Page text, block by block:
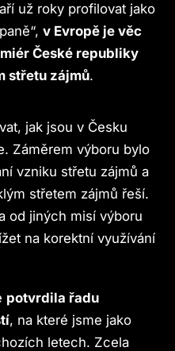
už roky profilovat jako
v Evropě je věc
České republiky
střetu zájmů.
jak jsou v Česku
Záměrem výboru bylo
vzniku střetu zájmů a
střetem zájmů řeší.
od jiných misí výboru
na korektní využívání
potvrdila řadu
, na které jsme jako
letech. Zcela